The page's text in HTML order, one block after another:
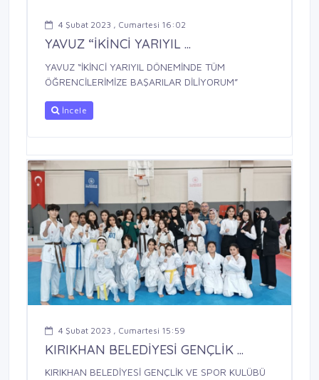
4 Şubat 2023 , Cumartesi 16:02
YAVUZ “İKİNCİ YARIYIL ...
YAVUZ “İKİNCİ YARIYIL DÖNEMİNDE TÜM
ÖĞRENCİLERİMİZE BAŞARILAR DİLİYORUM”
İncele
4 Şubat 2023 , Cumartesi 15:59
KIRIKHAN BELEDİYESİ GENÇLİK ...
KIRIKHAN BELEDİYESİ GENÇLİK VE SPOR KULÜBÜ